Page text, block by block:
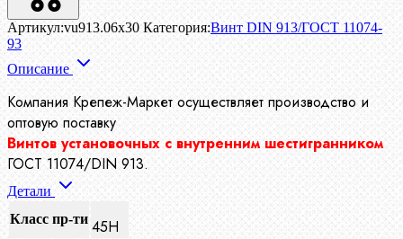
Артикул:vu913.06x30 Категория:Винт DIN 913/ГОСТ 11074-
93
Описание
Компания Крепеж-Маркет осуществляет производство и
оптовую поставку
Винтов установочных с внутренним шестигранником
ГОСТ 11074/DIN 913.
Детали
Класс пр-ти 45H